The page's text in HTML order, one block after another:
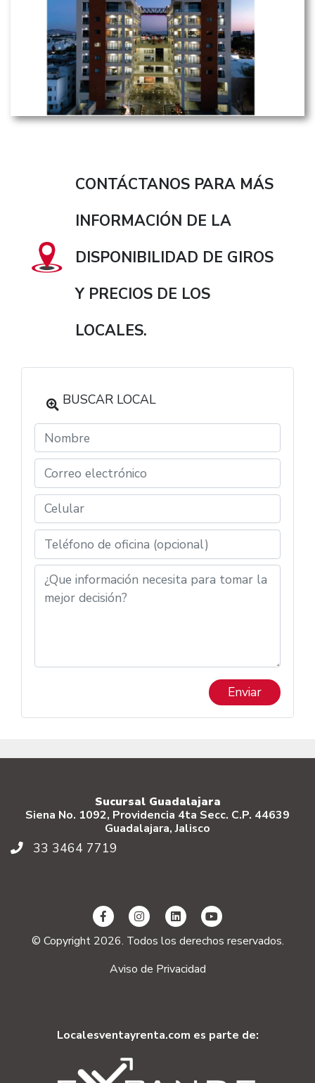
CONTÁCTANOS PARA MÁS
INFORMACIÓN DE LA
DISPONIBILIDAD DE GIROS
Y PRECIOS DE LOS
LOCALES.
BUSCAR LOCAL
Enviar
Sucursal Guadalajara
Siena No. 1092, Providencia 4ta Secc. C.P. 44639
Guadalajara, Jalisco
33 3464 7719
© Copyright 2026. Todos los derechos reservados.
Aviso de Privacidad
Localesventayrenta.com es parte de: